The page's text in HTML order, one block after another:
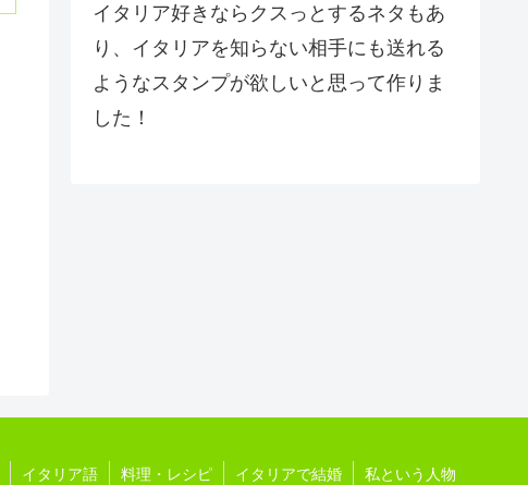
イタリア好きならクスっとするネタもあ
り、イタリアを知らない相手にも送れる
ようなスタンプが欲しいと思って作りま
した！
イタリア語 料理・レシピ イタリアで結婚 私という人物